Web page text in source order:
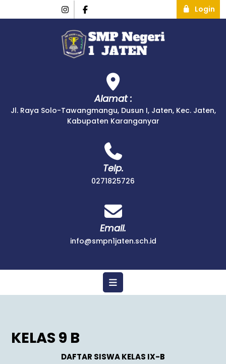
Login
Alamat :
Jl. Raya Solo-Tawangmangu, Dusun I, Jaten, Kec. Jaten,
Kabupaten Karanganyar
Telp.
0271825726
Email.
info@smpn1jaten.sch.id
KELAS 9 B
DAFTAR SISWA KELAS IX-B